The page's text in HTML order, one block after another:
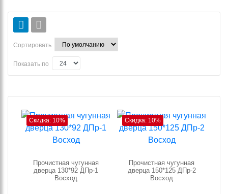
Сортировать
Показать по
Скидка: 10%
Прочистная чугунная
дверца 130*92 ДПр-1
Восход
Скидка: 10%
Прочистная чугунная
дверца 150*125 ДПр-2
Восход